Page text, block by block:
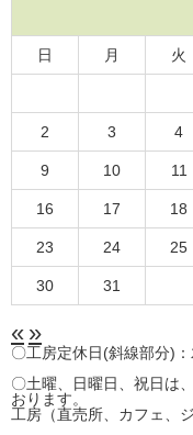
日 月 火
2 3 4
9 10 11
16 17 18
23 24 25
30 31
« »
〇工房定休日(斜線部分)
〇土曜、日曜日、祝日は
おります。
工房（直売所、カフェ、